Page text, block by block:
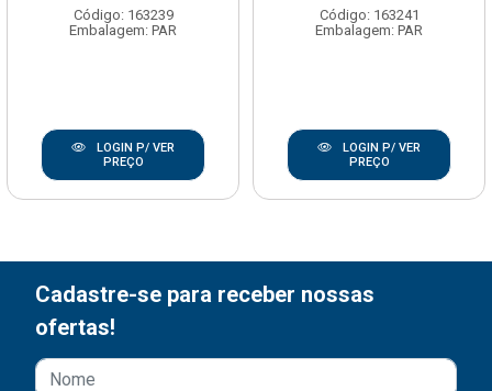
Código: 163239
Embalagem: PAR
LOGIN P/ VER
PREÇO
Código: 163241
Embalagem: PAR
LOGIN P/ VER
PREÇO
Cadastre-se para receber nossas
ofertas!